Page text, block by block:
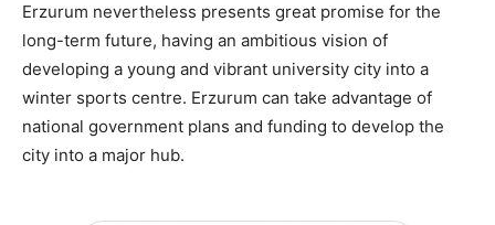
Erzurum nevertheless presents great promise for the
long-term future, having an ambitious vision of
developing a young and vibrant university city into a
winter sports centre. Erzurum can take advantage of
national government plans and funding to develop the
city into a major hub.